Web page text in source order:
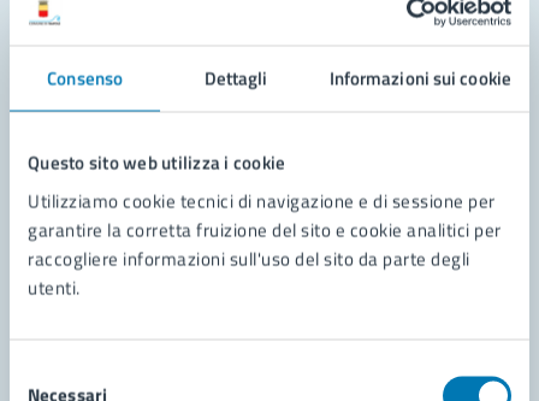
Consenso Dettagli Informazioni sui cookie
Questo sito web utilizza i cookie
Utilizziamo cookie tecnici di navigazione e di sessione per
garantire la corretta fruizione del sito e cookie analitici per
raccogliere informazioni sull'uso del sito da parte degli
utenti.
Necessari
Leggi le domande frequenti
Richiedi assistenza
Prenota appuntamento
Problemi in città